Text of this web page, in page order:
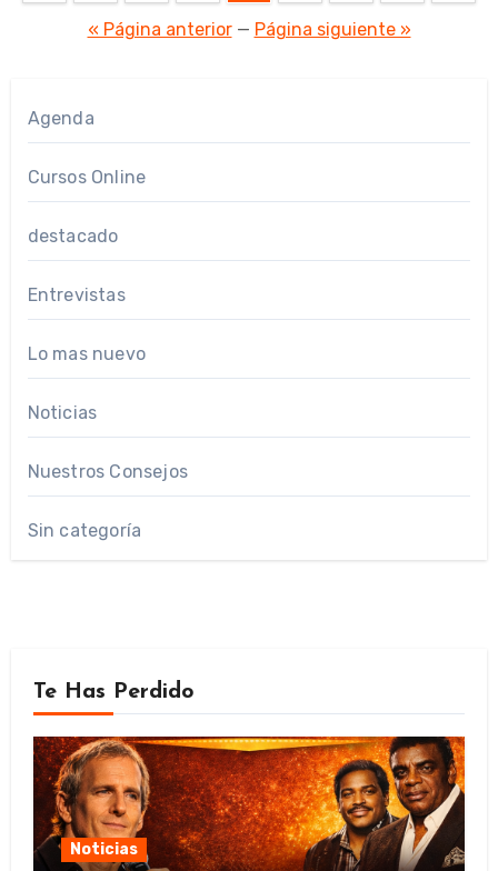
« Página anterior— Página siguiente »
Agenda
Cursos Online
destacado
Entrevistas
Lo mas nuevo
Noticias
Nuestros Consejos
Sin categoría
Te Has Perdido
Noticias